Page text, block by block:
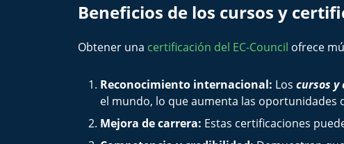
Beneficios de los cursos y
Obtener una certificación del EC-Council ofrece
Reconocimiento internacional: Los cursos y
el mundo, lo que aumenta las oportunidades
Mejora de carrera: Estas certificaciones